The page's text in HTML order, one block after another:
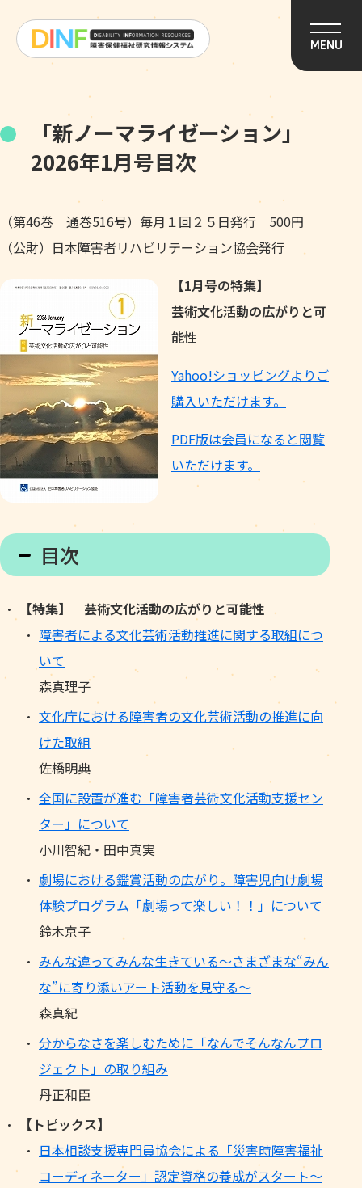
MENU
「新ノーマライゼーション」
2026年1月号目次
（第46巻 通巻516号）毎月１回２５日発行 500円
（公財）日本障害者リハビリテーション協会発行
【1月号の特集】
芸術文化活動の広がりと可
能性
Yahoo!ショッピングよりご
購入いただけます。
PDF版は会員になると閲覧
いただけます。
目次
【特集】 芸術文化活動の広がりと可能性
障害者による文化芸術活動推進に関する取組につ
いて
森真理子
文化庁における障害者の文化芸術活動の推進に向
けた取組
佐橋明典
全国に設置が進む「障害者芸術文化活動支援セン
ター」について
小川智紀・田中真実
劇場における鑑賞活動の広がり。障害児向け劇場
体験プログラム「劇場って楽しい！！」について
鈴木京子
みんな違ってみんな生きている～さまざまな“みん
な”に寄り添いアート活動を見守る～
森真紀
分からなさを楽しむために「なんでそんなんプロ
ジェクト」の取り組み
丹正和臣
【トピックス】
日本相談支援専門員協会による「災害時障害福祉
コーディネーター」認定資格の養成がスタート～